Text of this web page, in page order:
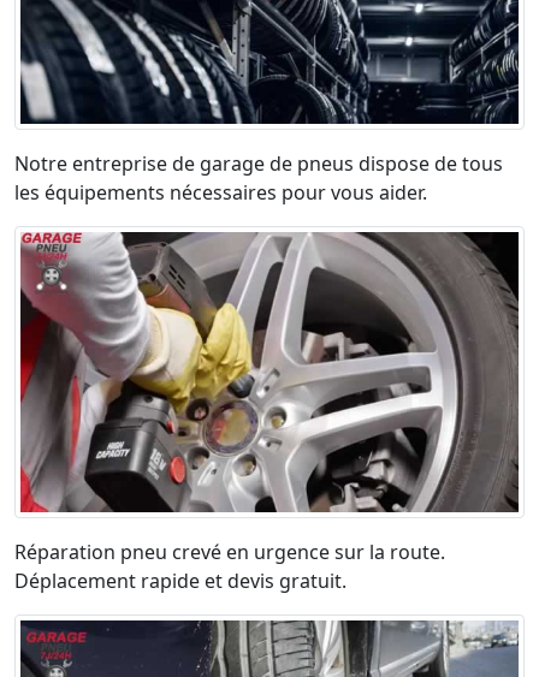
Notre entreprise de garage de pneus dispose de tous
les équipements nécessaires pour vous aider.
Réparation pneu crevé en urgence sur la route.
Déplacement rapide et devis gratuit.